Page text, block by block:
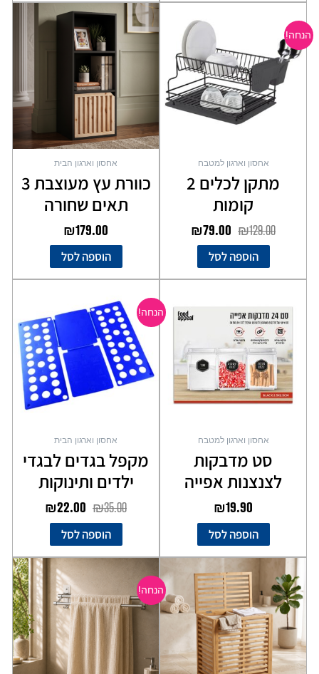
הנחה!
אחסון וארגון למטבח
מתקן לכלים 2
קומות
₪129.00
המקורי
היה:
₪129.00.
₪79.00
המחיר
הנוכחי
הוא:
₪79.00.
הוספה לסל
אחסון וארגון הבית
כוורת עץ מעוצבת 3
תאים שחורה
₪179.00
הוספה לסל
אחסון וארגון למטבח
סט מדבקות
לצנצנות אפייה
₪19.90
הוספה לסל
הנחה!
אחסון וארגון הבית
מקפל בגדים לבגדי
ילדים ותינוקות
₪35.00
המקורי
היה:
₪35.00.
₪22.00
הוא:
₪22.00.
הוספה לסל
הנחה!
המחיר
המקורי
היה:
₪149.00.
המחיר
הנוכחי
הוא:
₪119.00.